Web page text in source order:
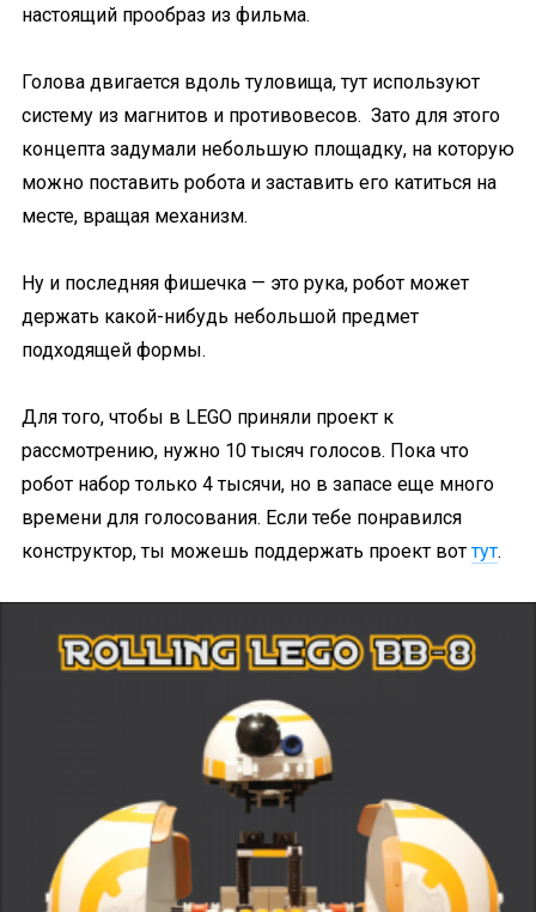
настоящий прообраз из фильма.
Голова двигается вдоль туловища, тут используют
систему из магнитов и противовесов. Зато для этого
концепта задумали небольшую площадку, на которую
можно поставить робота и заставить его катиться на
месте, вращая механизм.
Ну и последняя фишечка — это рука, робот может
держать какой-нибудь небольшой предмет
подходящей формы.
Для того, чтобы в LEGO приняли проект к
рассмотрению, нужно 10 тысяч голосов. Пока что
робот набор только 4 тысячи, но в запасе еще много
времени для голосования. Если тебе понравился
конструктор, ты можешь поддержать проект воттут.